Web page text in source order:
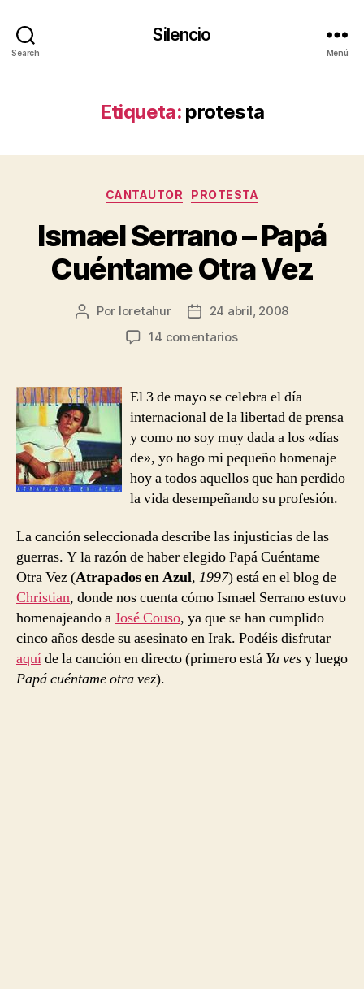
Search
Silencio
Menú
Etiqueta: protesta
Categorías
CANTAUTOR PROTESTA
Ismael Serrano – Papá
Cuéntame Otra Vez
Autor
Por loretahur
Fecha24 abril, 2008
14 comentariosen
–
Cuéntame
Otra
Vez
El 3 de mayo se celebra el día
internacional de la libertad de prensa
y como no soy muy dada a los «días
de», yo hago mi pequeño homenaje
hoy a todos aquellos que han perdido
la vida desempeñando su profesión.
La canción seleccionada describe las injusticias de las
guerras. Y la razón de haber elegido Papá Cuéntame
Otra Vez (Atrapados en Azul, 1997) está en el blog de
Christian, donde nos cuenta cómo Ismael Serrano estuvo
homenajeando aJosé Couso, ya que se han cumplido
cinco años desde su asesinato en Irak. Podéis disfrutar
aquíde la canción en directo (primero está Ya vesy luego
Papá cuéntame otra vez).